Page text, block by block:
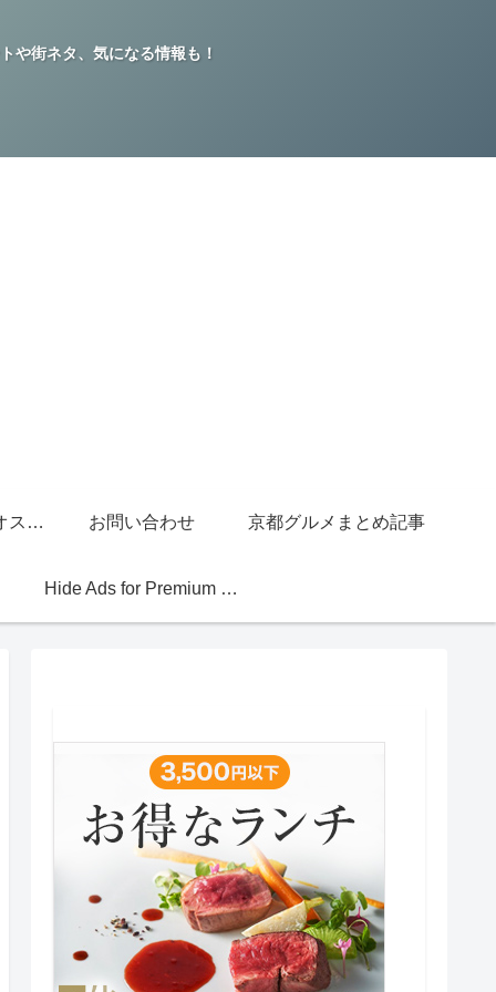
や街ネタ、気になる情報も！
グッチジャパン的オススメ店 お問い合わせ 京都グルメまとめ記事
Hide Ads for Premium Members